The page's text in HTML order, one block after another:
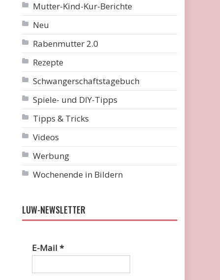
Mutter-Kind-Kur-Berichte
Neu
Rabenmutter 2.0
Rezepte
Schwangerschaftstagebuch
Spiele- und DIY-Tipps
Tipps & Tricks
Videos
Werbung
Wochenende in Bildern
LUW-NEWSLETTER
E-Mail*